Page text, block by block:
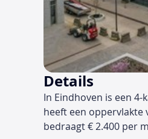
Details
In Eindhoven is een
heeft een oppervlakte
bedraagt € 2.400 per